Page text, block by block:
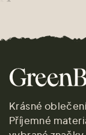
Krásné
Příjemné